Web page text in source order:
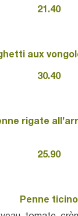
21.40
aux
30.40
rigate
25.90
Penne ticino